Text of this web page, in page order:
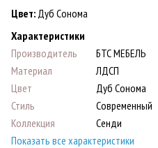
Цвет: Дуб Сонома
Характеристики
Производитель
БТС МЕБЕЛЬ
Материал
ЛДСП
Цвет
Дуб Сонома
Стиль
Современный
Коллекция
Сенди
Показать все характеристики